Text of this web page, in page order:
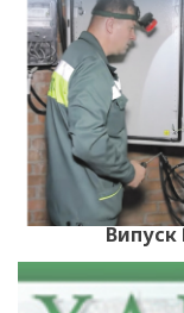
Випуск